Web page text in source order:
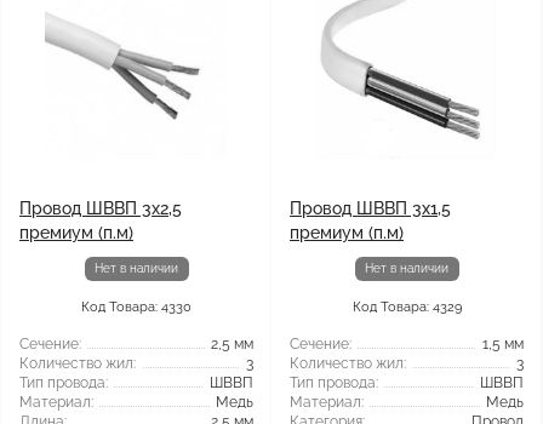
Провод ШВВП 3x2,5
премиум (п.м)
Нет в наличии
Код Товара: 4330
Сечение:
2,5 мм
Количество жил:
3
Тип провода:
ШВВП
Материал:
Медь
Провод ШВВП 3x1,5
премиум (п.м)
Нет в наличии
Код Товара: 4329
Сечение:
1,5 мм
Количество жил:
3
Тип провода:
ШВВП
Материал:
Медь